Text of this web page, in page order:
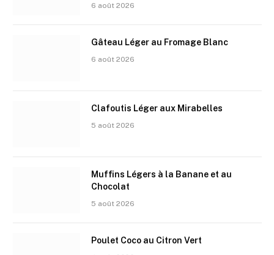
6 août 2026
Gâteau Léger au Fromage Blanc
6 août 2026
Clafoutis Léger aux Mirabelles
5 août 2026
Muffins Légers à la Banane et au
Chocolat
5 août 2026
Poulet Coco au Citron Vert